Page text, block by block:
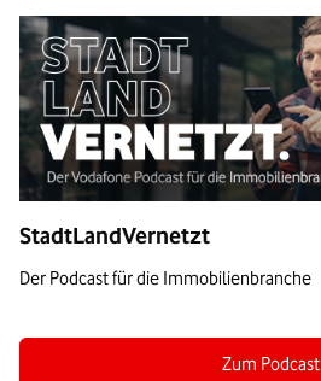
StadtLandVernetzt
Der Podcast für die Immobilienbranche
Zum Podcast